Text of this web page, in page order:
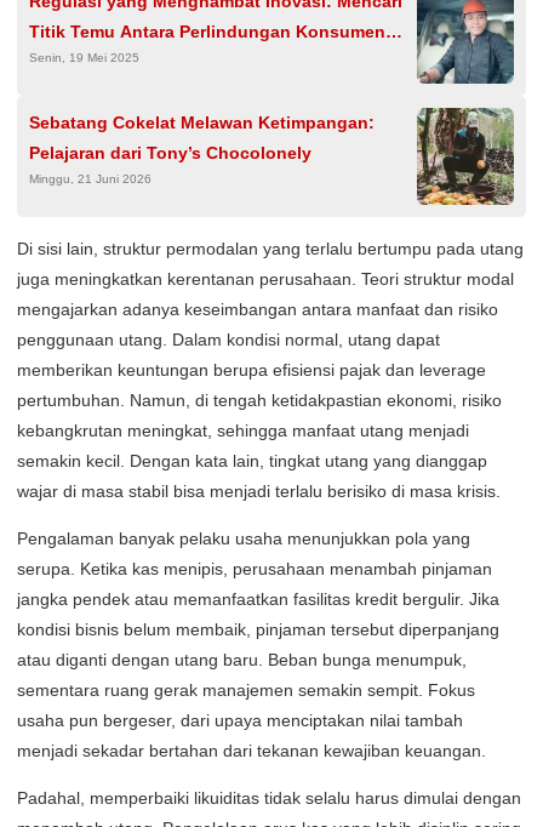
Titik Temu Antara Perlindungan Konsumen
dan Kebebasan Berwirausaha
Senin, 19 Mei 2025
Sebatang Cokelat Melawan Ketimpangan:
Pelajaran dari Tony’s Chocolonely
Minggu, 21 Juni 2026
Di sisi lain, struktur permodalan yang terlalu bertumpu pada utang
juga meningkatkan kerentanan perusahaan. Teori struktur modal
mengajarkan adanya keseimbangan antara manfaat dan risiko
penggunaan utang. Dalam kondisi normal, utang dapat
memberikan keuntungan berupa efisiensi pajak dan leverage
pertumbuhan. Namun, di tengah ketidakpastian ekonomi, risiko
kebangkrutan meningkat, sehingga manfaat utang menjadi
semakin kecil. Dengan kata lain, tingkat utang yang dianggap
wajar di masa stabil bisa menjadi terlalu berisiko di masa krisis.
Pengalaman banyak pelaku usaha menunjukkan pola yang
serupa. Ketika kas menipis, perusahaan menambah pinjaman
jangka pendek atau memanfaatkan fasilitas kredit bergulir. Jika
kondisi bisnis belum membaik, pinjaman tersebut diperpanjang
atau diganti dengan utang baru. Beban bunga menumpuk,
sementara ruang gerak manajemen semakin sempit. Fokus
usaha pun bergeser, dari upaya menciptakan nilai tambah
menjadi sekadar bertahan dari tekanan kewajiban keuangan.
Padahal, memperbaiki likuiditas tidak selalu harus dimulai dengan